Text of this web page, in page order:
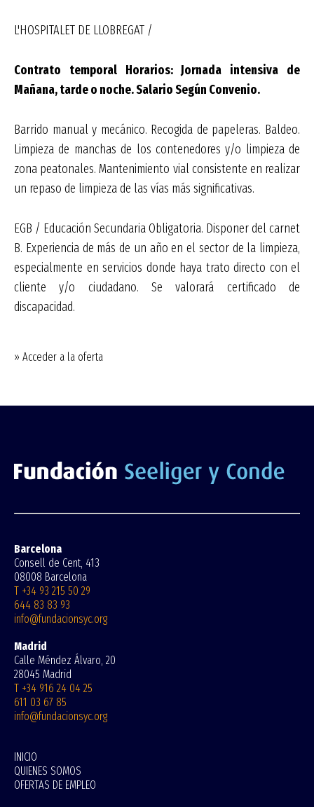
L'HOSPITALET DE LLOBREGAT /
Contrato temporal Horarios: Jornada intensiva de
Mañana, tarde o noche. Salario Según Convenio.
Barrido manual y mecánico. Recogida de papeleras. Baldeo.
Limpieza de manchas de los contenedores y/o limpieza de
zona peatonales. Mantenimiento vial consistente en realizar
un repaso de limpieza de las vías más significativas.
EGB / Educación Secundaria Obligatoria. Disponer del carnet
B. Experiencia de más de un año en el sector de la limpieza,
especialmente en servicios donde haya trato directo con el
cliente y/o ciudadano. Se valorará certificado de
discapacidad.
» Acceder a la oferta
Barcelona
Consell de Cent, 413
08008 Barcelona
T +34 93 215 50 29
644 83 83 93
info@fundacionsyc.org
Madrid
Calle Méndez Álvaro, 20
28045 Madrid
T +34 916 24 04 25
611 03 67 85
info@fundacionsyc.org
INICIO
QUIENES SOMOS
OFERTAS DE EMPLEO